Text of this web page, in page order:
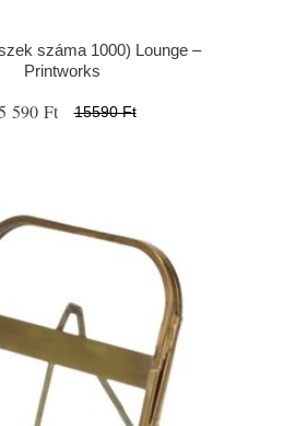
száma 1000) Lounge –
Printworks
590 Ft 15590 Ft